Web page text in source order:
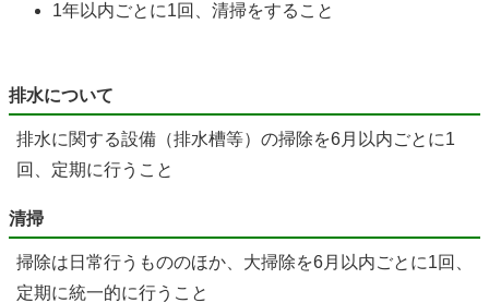
1年以内ごとに1回、清掃をすること
排水について
排水に関する設備（排水槽等）の掃除を6月以内ごとに1
回、定期に行うこと
清掃
掃除は日常行うもののほか、大掃除を6月以内ごとに1回、
定期に統一的に行うこと